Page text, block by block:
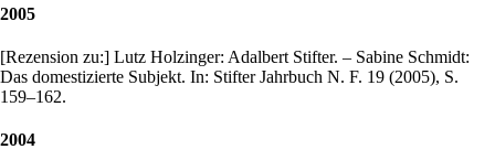
2005
[Rezension zu:] Lutz Holzinger: Adalbert Stifter. – Sabine Schmidt:
Das domestizierte Subjekt. In: Stifter Jahrbuch N. F. 19 (2005), S.
159–162.
2004